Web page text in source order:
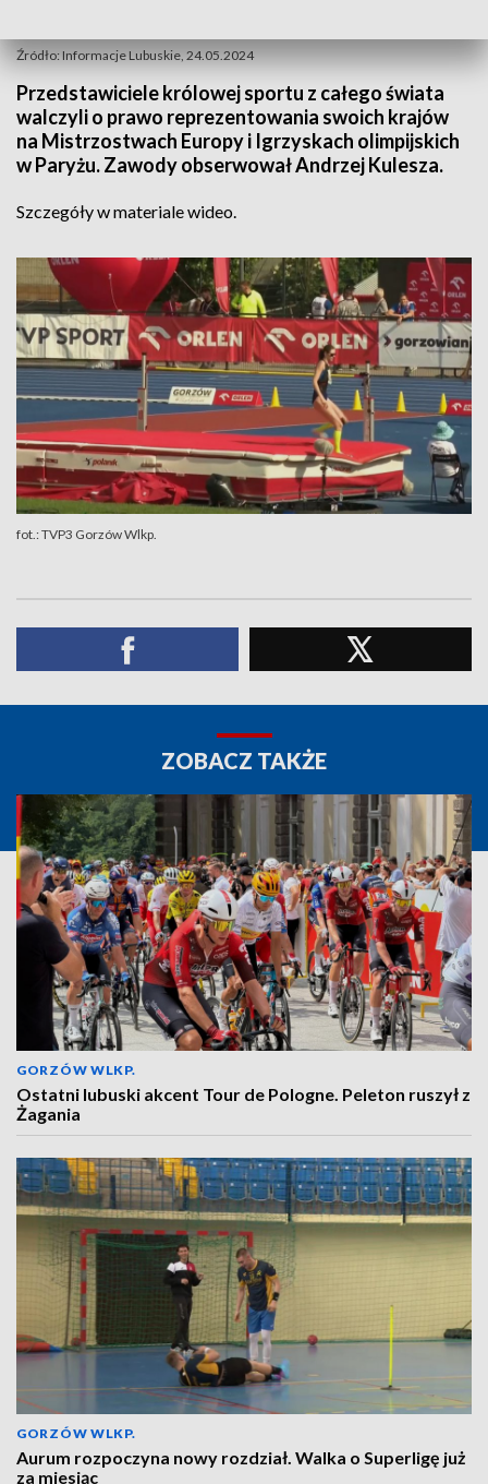
Źródło: Informacje Lubuskie, 24.05.2024
Przedstawiciele królowej sportu z całego świata
walczyli o prawo reprezentowania swoich krajów
na Mistrzostwach Europy i Igrzyskach olimpijskich
w Paryżu. Zawody obserwował Andrzej Kulesza.
Szczegóły w materiale wideo.
fot.: TVP3 Gorzów Wlkp.
ZOBACZ TAKŻE
GORZÓW WLKP.
Ostatni lubuski akcent Tour de Pologne. Peleton ruszył z
Żagania
GORZÓW WLKP.
Aurum rozpoczyna nowy rozdział. Walka o Superligę już
za miesiąc